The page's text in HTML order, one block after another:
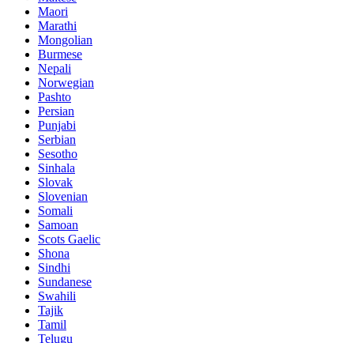
Maori
Marathi
Mongolian
Burmese
Nepali
Norwegian
Pashto
Persian
Punjabi
Serbian
Sesotho
Sinhala
Slovak
Slovenian
Somali
Samoan
Scots Gaelic
Shona
Sindhi
Sundanese
Swahili
Tajik
Tamil
Telugu